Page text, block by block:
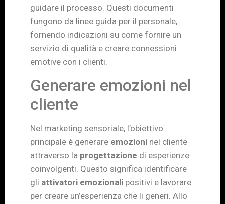
guidare il processo. Questi documenti
fungono da linee guida per il personale,
fornendo indicazioni su come fornire un
servizio di qualità e creare connessioni
emotive con i clienti.
Generare emozioni nel
cliente
Nel marketing sensoriale, l’obiettivo
principale è generare emozioni nel cliente
attraverso la progettazione di esperienze
coinvolgenti. Questo significa identificare
gli attivatori emozionali positivi e lavorare
per creare un’esperienza che li generi. Allo